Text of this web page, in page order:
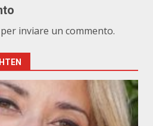
per inviare un commento.